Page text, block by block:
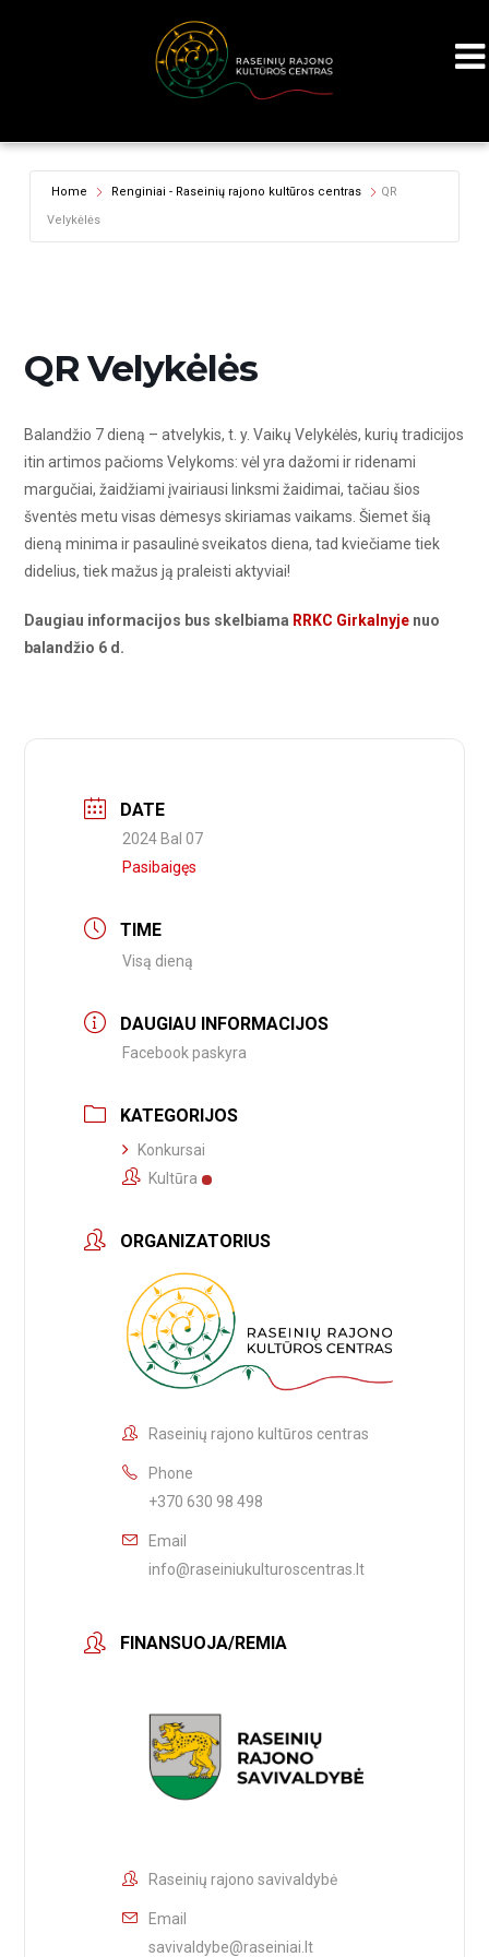
Home Renginiai - Raseinių rajono kultūros centras
QR
Velykėlės
QR Velykėlės
Balandžio 7 dieną – atvelykis, t. y. Vaikų Velykėlės, kurių tradicijos
itin artimos pačioms Velykoms: vėl yra dažomi ir ridenami
margučiai, žaidžiami įvairiausi linksmi žaidimai, tačiau šios
šventės metu visas dėmesys skiriamas vaikams. Šiemet šią
dieną minima ir pasaulinė sveikatos diena, tad kviečiame tiek
didelius, tiek mažus ją praleisti aktyviai!
Daugiau informacijos bus skelbiama RRKC Girkalnyje nuo
balandžio 6 d.
DATE
2024 Bal 07
Pasibaigęs
TIME
Visą dieną
DAUGIAU INFORMACIJOS
Facebook paskyra
KATEGORIJOS
Konkursai
Kultūra
ORGANIZATORIUS
Raseinių rajono kultūros centras
Phone
+370 630 98 498
Email
info@raseiniukulturoscentras.lt
FINANSUOJA/REMIA
Raseinių rajono savivaldybė
Email
savivaldybe@raseiniai.lt